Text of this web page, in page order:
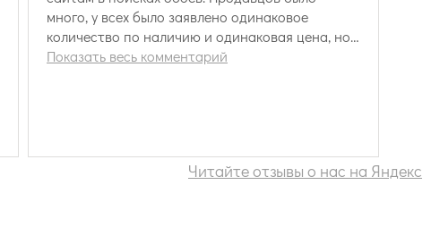
много, у всех было заявлено одинаковое
количество по наличию и одинаковая цена, но
выбрала я именно этот магазин по следующим
бесплатно через логистическую компанию
"СДЭК". 3. Простота в оплате. Менеджер
Показать весь комментарий
Читайте отзывы о нас на Яндекс